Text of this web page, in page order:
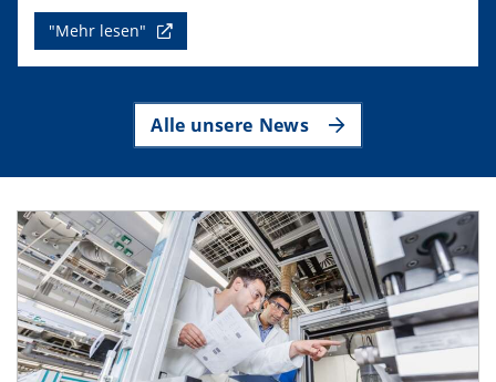
"Mehr lesen"
Alle unsere News